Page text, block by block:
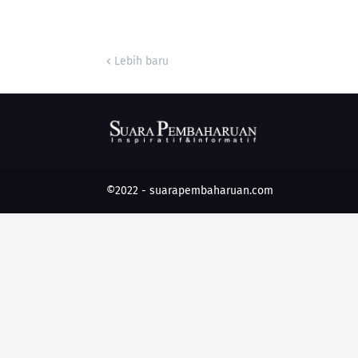
Lebih baru
©2022 - suarapembaharuan.com